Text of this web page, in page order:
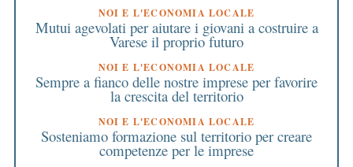
NOI E L'ECONOMIA LOCALE
Mutui agevolati per aiutare i giovani a costruire a
Varese il proprio futuro
NOI E L'ECONOMIA LOCALE
Sempre a fianco delle nostre imprese per favorire
la crescita del territorio
NOI E L'ECONOMIA LOCALE
Sosteniamo formazione sul territorio per creare
competenze per le imprese